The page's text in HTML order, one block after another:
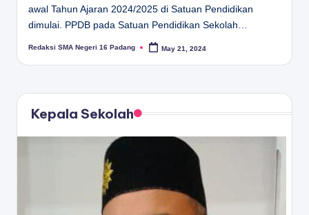
awal Tahun Ajaran 2024/2025 di Satuan Pendidikan
dimulai. PPDB pada Satuan Pendidikan Sekolah…
Posted
Redaksi SMA Negeri 16 Padang May 21, 2024
Kepala Sekolah